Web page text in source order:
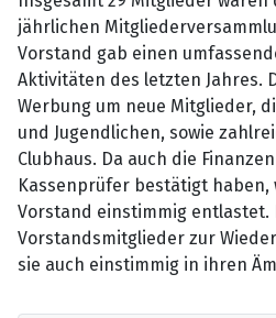
jährlichen
Vorstand gab einen
Aktivitäten des letzten Jahres.
Werbung um neue Mitglieder,
und Jugendlichen, sowie
Clubhaus. Da auch die
Kassenprüfer bestätigt haben,
Vorstand einstimmig entlastet.
Vorstandsmitglieder zur
sie auch einstimmig in ihren